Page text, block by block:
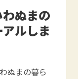
ぬまの
ルしま
ぬまの暮ら